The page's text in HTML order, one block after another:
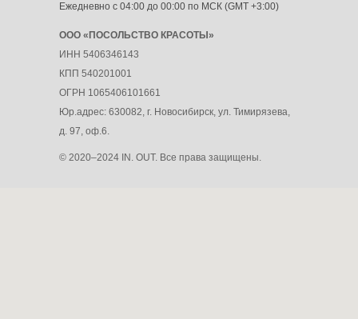
© 2020–2024 IN. OUT. Все права защищены.
Ежедневно с 04:00 до 00:00 по МСК (GMT +3:00)
ООО «ПОСОЛЬСТВО КРАСОТЫ»
ИНН 5406346143
КПП 540201001
ОГРН 1065406101661
Юр.адрес: 630082, г. Новосибирск, ул. Тимирязева,
д. 97, оф.6.